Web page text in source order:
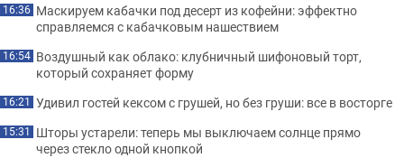
16:36 Маскируем кабачки под десерт из кофейни: эффектно
справляемся с кабачковым нашествием
16:54 Воздушный как облако: клубничный шифоновый торт,
который сохраняет форму
16:21 Удивил гостей кексом с грушей, но без груши: все в восторге
15:31 Шторы устарели: теперь мы выключаем солнце прямо
через стекло одной кнопкой